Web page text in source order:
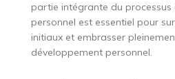
partie intégrante du
personnel est essentiel pour
initiaux et embrasser
développement personnel.